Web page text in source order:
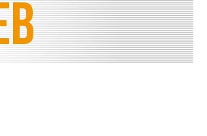
TRIONFO DI PHILIPSEN SU SCHMID E KOOIJ